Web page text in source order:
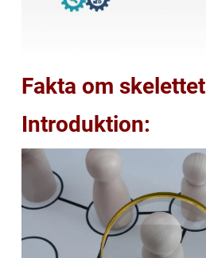
Fakta om skelettet
Introduktion: